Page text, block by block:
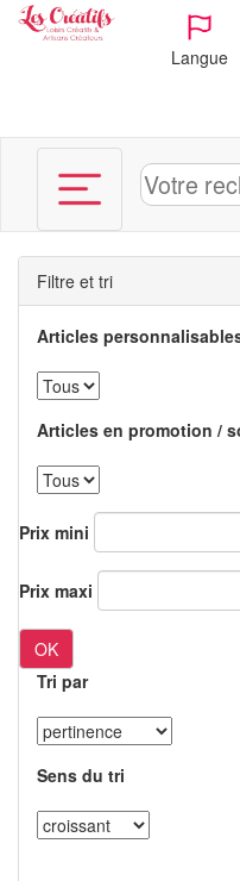
Langue
Filtre et tri
Articles
Articles en promotion /
Prix mini
Prix maxi
OK
Tri par
Sens du tri
Panneau de gestion des cookies